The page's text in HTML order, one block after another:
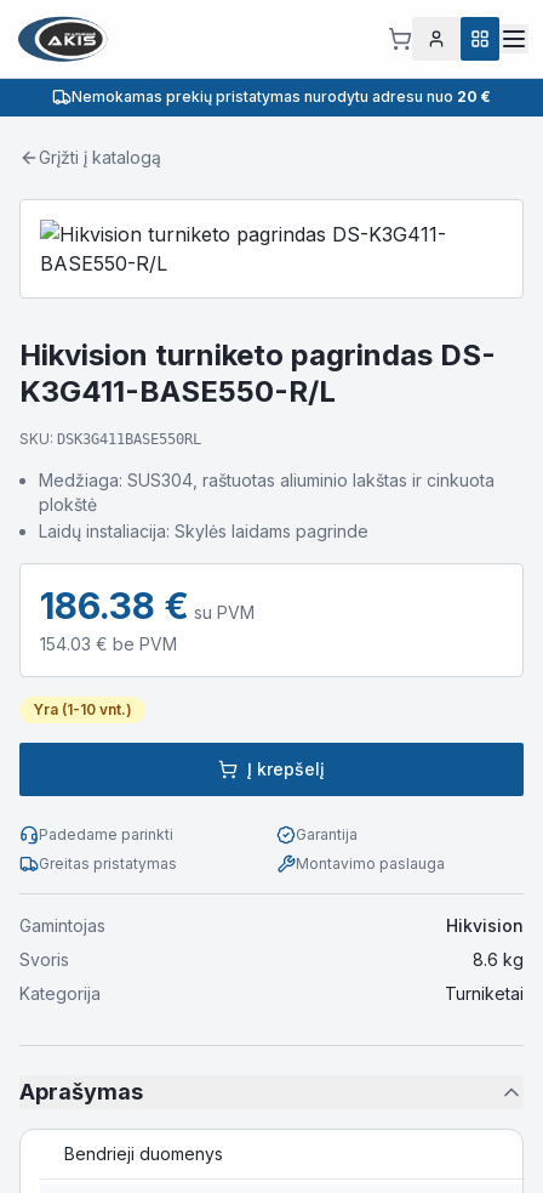
Nemokamas prekių pristatymas nurodytu adresu nuo 20 €
Grįžti į katalogą
Hikvision turniketo pagrindas DS-
K3G411-BASE550-R/L
SKU: DSK3G411BASE550RL
Medžiaga: SUS304, raštuotas aliuminio lakštas ir cinkuota
plokštė
Laidų instaliacija: Skylės laidams pagrinde
186.38 € su PVM
154.03 € be PVM
Yra (1-10 vnt.)
Į krepšelį
Padedame parinkti
Garantija
Greitas pristatymas
Montavimo paslauga
Gamintojas
Hikvision
Svoris
8.6 kg
Kategorija
Turniketai
Aprašymas
Bendrieji duomenys